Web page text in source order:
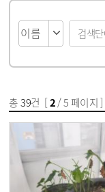
총39건 [2/ 5 페이지 ]